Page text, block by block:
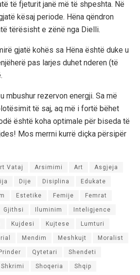
të fjeturit janë më të shpeshta. Në
kësaj periode. Hëna qëndron
tërësisht e zënë nga Dielli.
gjatë kohës sa Hëna është duke u
pas larjes duhet nderen (të
mbushur rezervon energji. Sa më
të saj, aq më i fortë bëhet
është koha optimale për biseda të
Mos merrni kurrë diçka përsipër
Vataj Arsimimi Art Asgjeja
Dije Disiplina Edukate
Estetike Femije Femrat
Gjithsi Iluminim Inteligjence
Kujdesi Kujtese Lumturi
Mendim Meshkujt Moralist
Qytetari Shendeti
Shkrimi Shoqeria Shqip